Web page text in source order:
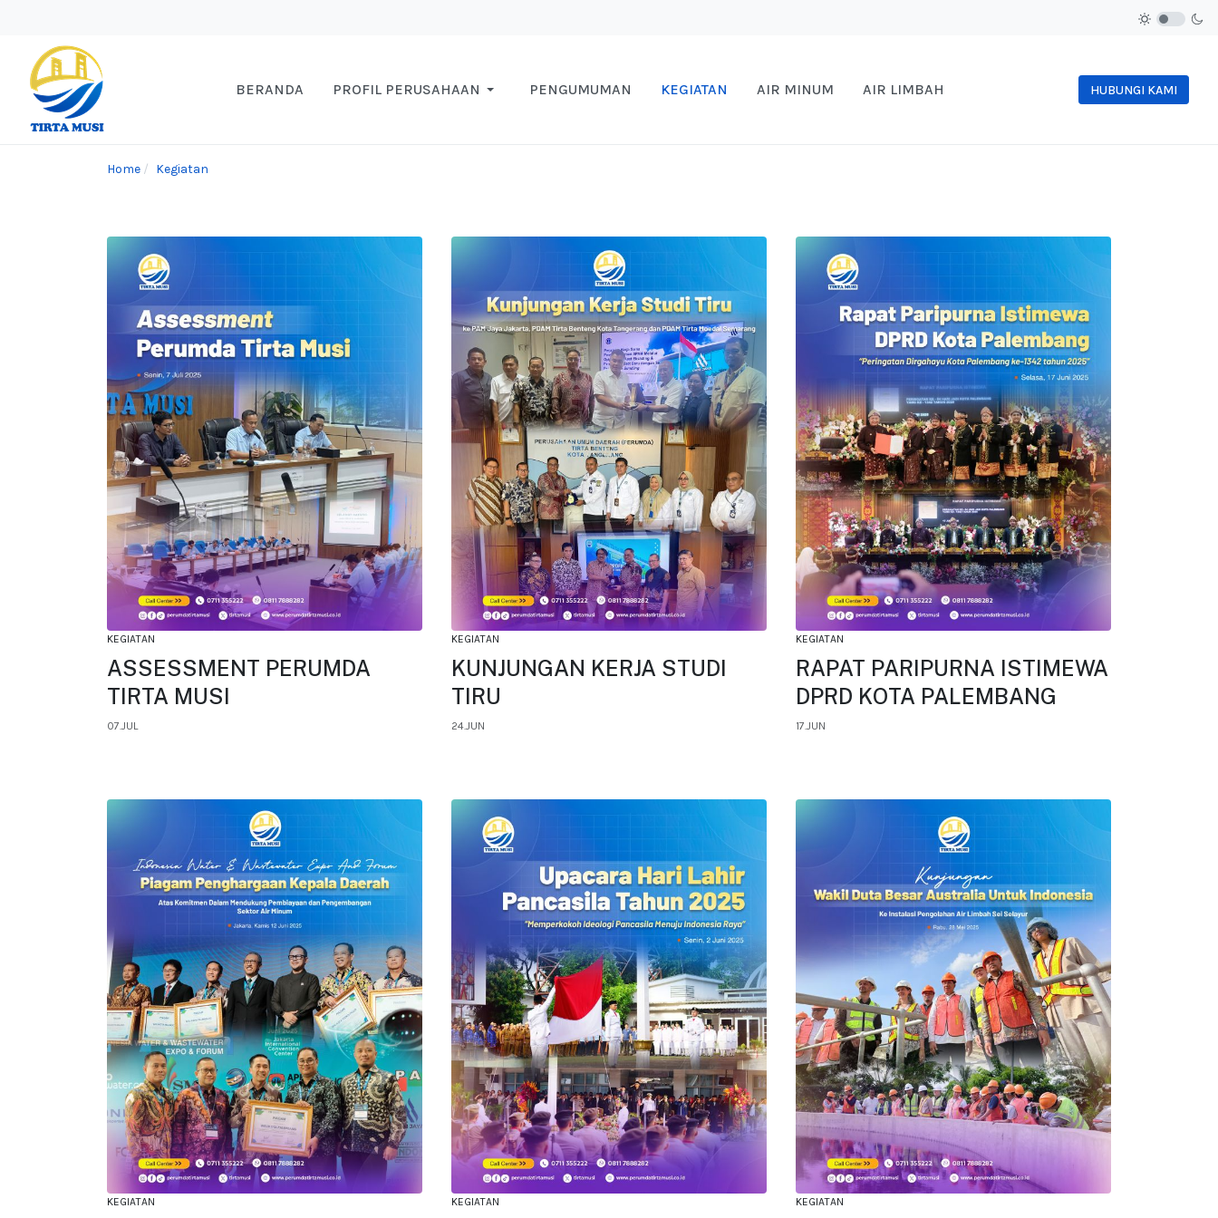
BERANDA PROFIL PERUSAHAAN PENGUMUMAN KEGIATAN AIR MINUM AIR LIMBAH HUBUNGI KAMI
Home Kegiatan
KEGIATAN
ASSESSMENT PERUMDA
TIRTA MUSI
07.JUL
KEGIATAN
KUNJUNGAN KERJA STUDI
TIRU
24.JUN
KEGIATAN
RAPAT PARIPURNA ISTIMEWA
DPRD KOTA PALEMBANG
17.JUN
KEGIATAN KEGIATAN KEGIATAN